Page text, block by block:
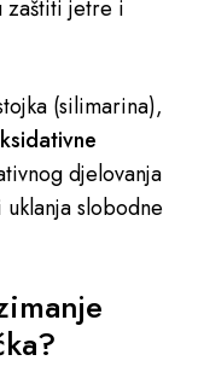
zaštiti jetre i
(silimarina),
djelovanja
slobodne